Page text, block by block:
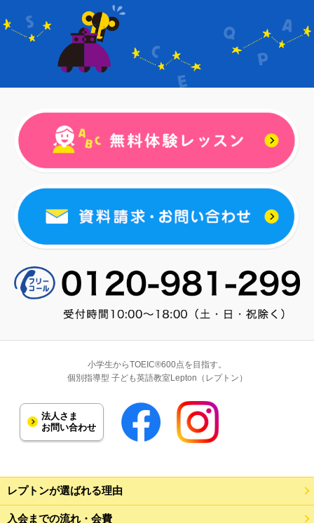
小学生からTOEIC®600点を目指す。
個別指導型 子ども英語教室Lepton（レプトン）
法人さま
お問い合わせ
レプトンが選ばれる理由
入会までの流れ・会費